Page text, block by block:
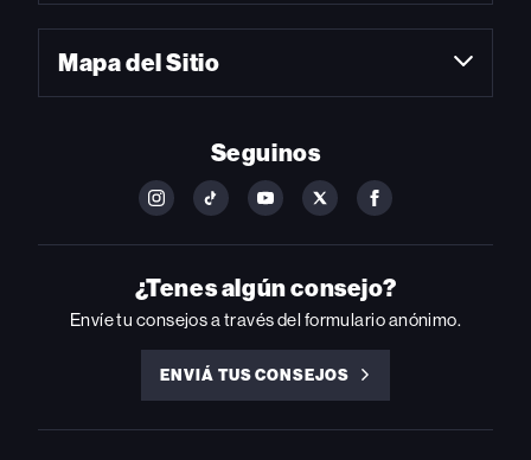
Mapa del Sitio
Seguinos
FOLLOW
ON
INSTAGRAM
FOLLOW
ON
YOUTUBE
FOLLOW
ON
YOUTUBE
FOLLOW
ON
FOLLOW
ON
FACEBOOK
¿Tenes algún consejo?
Envíe tu consejos a través del formulario anónimo.
ENVIÁ TUS CONSEJOS
ENVIÁ
CONSEJOS